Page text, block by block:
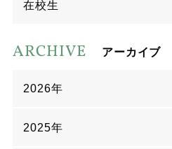
在校生
ARCHIVE アーカイブ
2026年
2025年